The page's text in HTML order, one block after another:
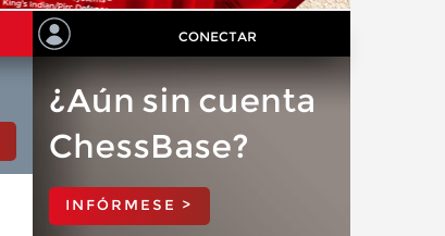
CONECTAR
¿Aún sin cuenta
ChessBase?
INFÓRMESE >